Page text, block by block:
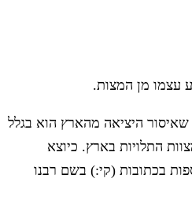
עצמו מן המצות.
היציאה מהארץ הוא בגלל
התלויות בארץ. כיוצא
בכתובות (קי:) בשם רבנו